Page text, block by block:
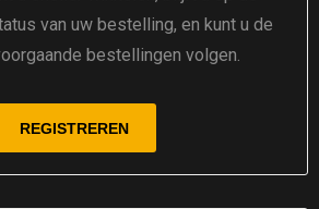
van uw bestelling, en kunt u de
bestellingen volgen.